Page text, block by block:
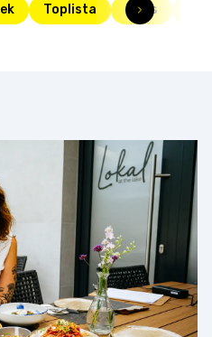
Toplista Friss